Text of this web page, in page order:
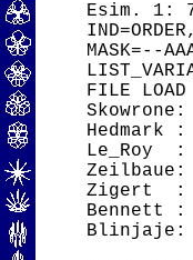
Esim. 1:
MASK=--
FILE
Hedmark
Le_Roy
Zeilbaue:
Zigert  :
Bennett :
Blinjaje: